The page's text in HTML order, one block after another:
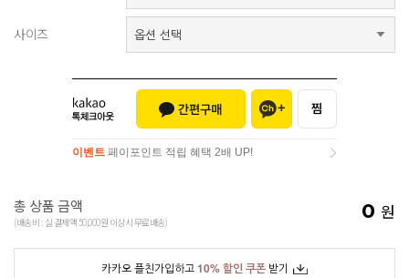
사이즈
이벤트 페이포인트 적립 혜택 2배 UP!
총 상품 금액
(배송비 : 실 결제액 50,000원 이상시 무료배송) 0 원
카카오 플친가입하고10% 할인 쿠폰 받기